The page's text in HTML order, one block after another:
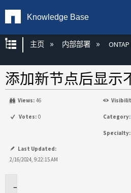
Knowledge Base
扩展/隐缩全局层次
主页 内部部署 ONTAP
添加新节点后显示
Views: 46
Votes: 0 Category:
Specialty:
Last Updated:
2/16/2024, 9:22:15 AM